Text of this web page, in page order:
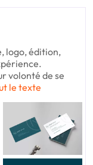
logo, édition,
volonté de se
le texte